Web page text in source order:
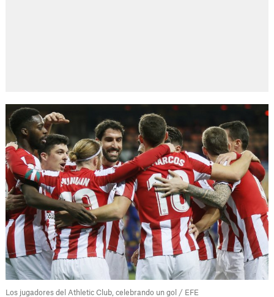
Los jugadores del Athletic Club, celebrando un gol / EFE